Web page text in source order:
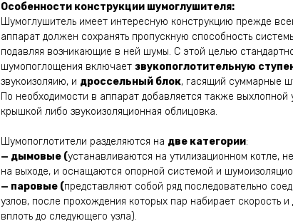
Особенности конструкции шумоглушителя:
Шумоглушитель имеет интересную конструкцию прежде
аппарат должен сохранять пропускную способность
подавляя возникающие в ней шумы. С этой целью
шумопоглощения включает звукопоглотительную
звукоизоляию, и дроссельный блок, гасящий суммарные
По необходимости в аппарат добавляется также выхлопной
крышкой либо звукоизоляционная облицовка.
Шумопоглотители разделяются на две категории:
— дымовые (устанавливаются на утилизационном котле,
на выходе, и оснащаются опорной системой и
— паровые (представляют собой ряд последовательно
узлов, после прохождения которых пар набирает скорость
вплоть до следующего узла).